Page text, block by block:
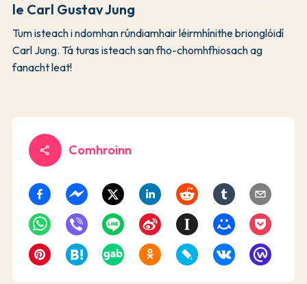
le Carl Gustav Jung
Tum isteach i ndomhan rúndiamhair léirmhínithe brionglóidí
Carl Jung. Tá turas isteach san fho-chomhfhiosach ag
fanacht leat!
share Comhroinn